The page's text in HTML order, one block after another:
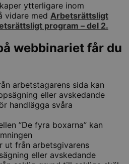
ytterligare inom
vidare med Arbetsrättsligt
program – del 2.
webbinariet får du
arbetstagarens sida kan
eller avskedande
handlägga svåra
”De fyra boxarna” kan
ut från arbetsgivarens
eller avskedande